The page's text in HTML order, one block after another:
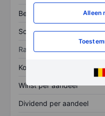
Alleen
Bezittingen
Schulden
Ratio's
Koers/omzetratio
Winst per aandeel
Dividend per aandeel